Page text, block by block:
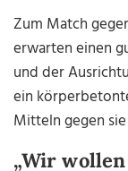
Zum Match
erwarten einen
und der
ein
Mitteln gegen
„Wir